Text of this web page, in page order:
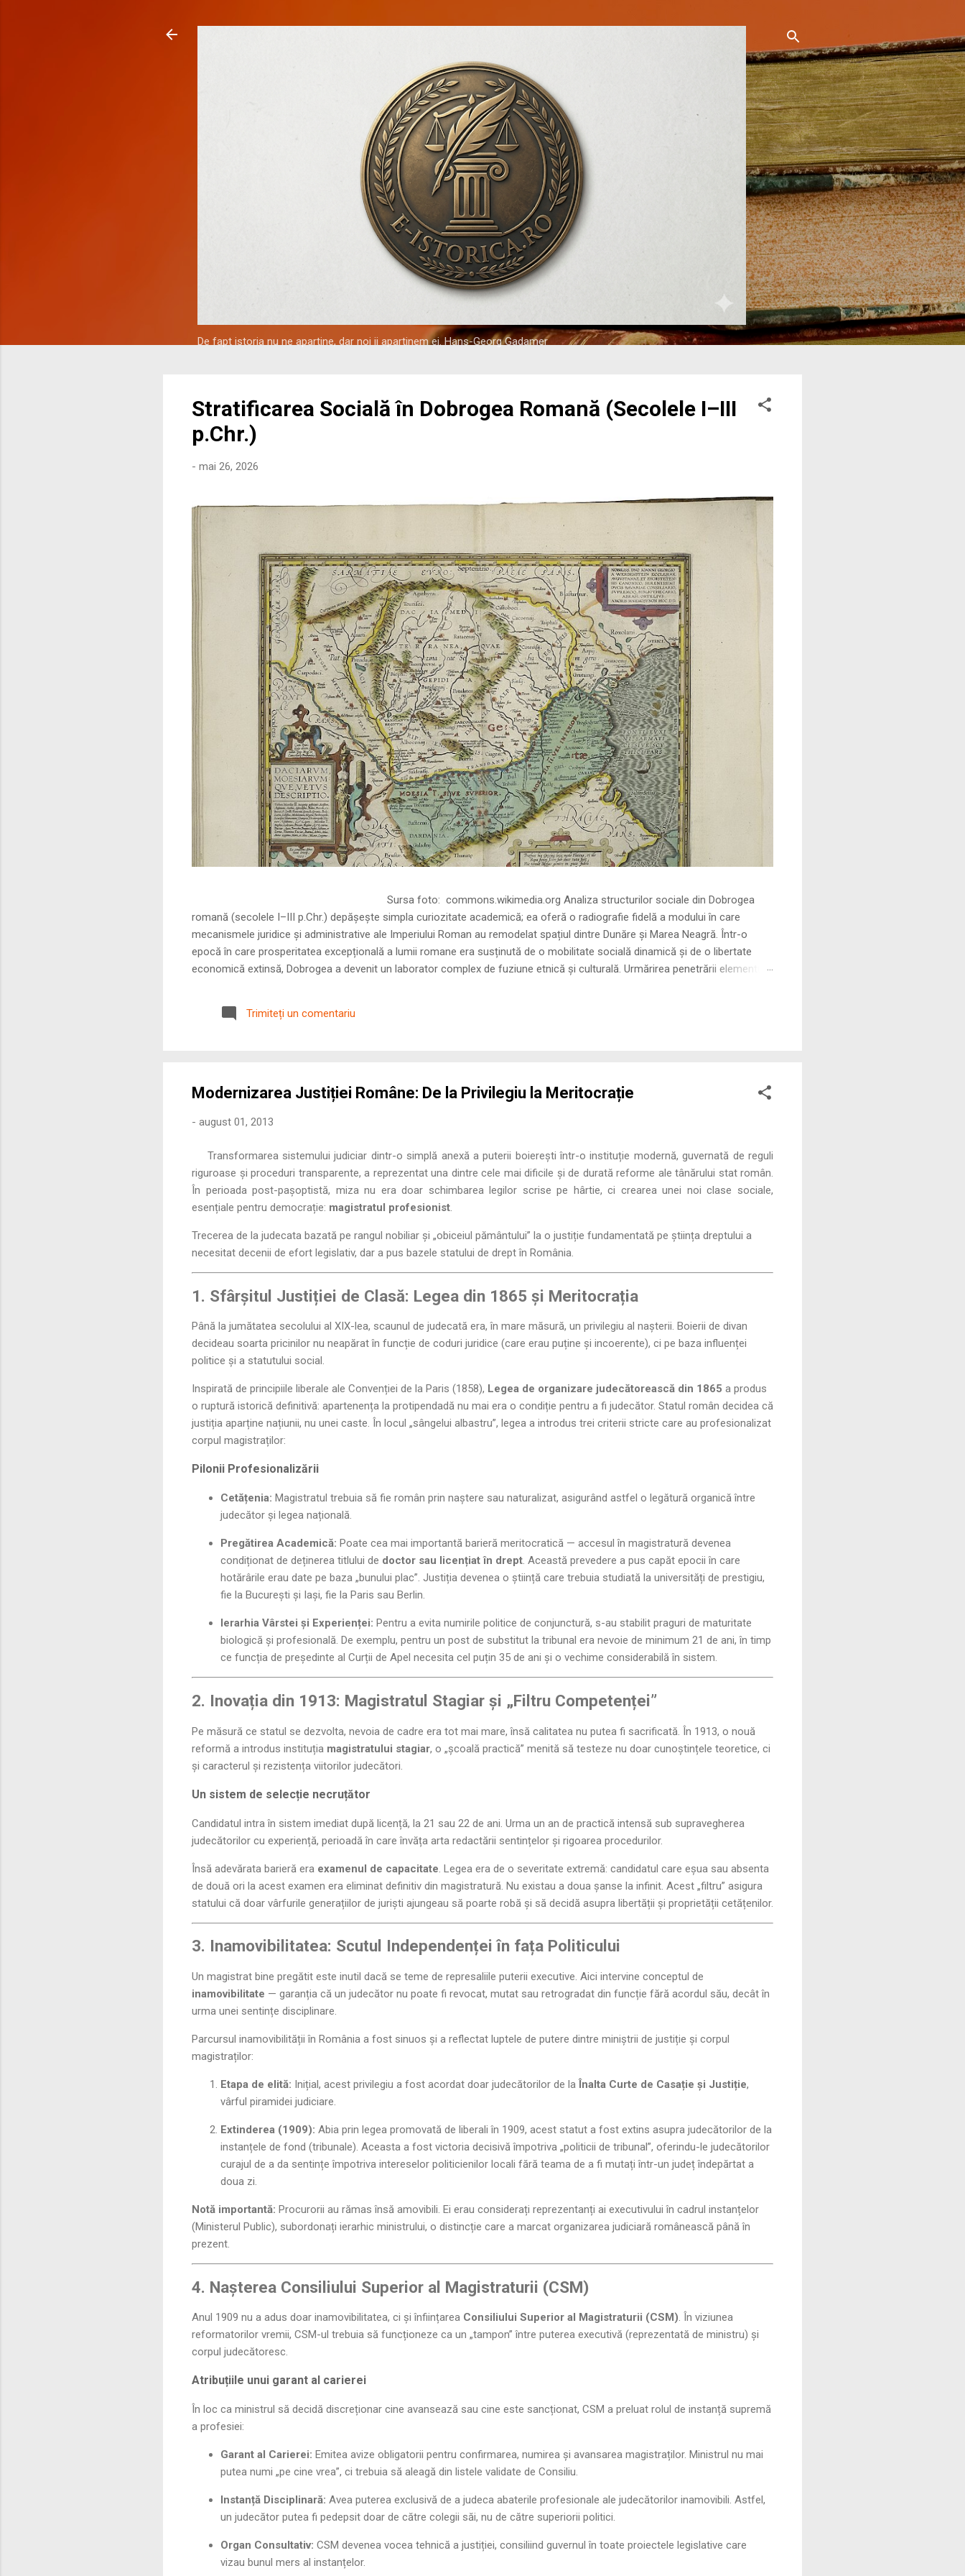
De fapt istoria nu ne apartine, dar noi ii apartinem ei. Hans-Georg Gadamer
Stratificarea Socială în Dobrogea Romană (Secolele I–III
p.Chr.)
- mai 26, 2026
Sursa foto: commons.wikimedia.org Analiza structurilor sociale din Dobrogea
romană (secolele I–III p.Chr.) depășește simpla curiozitate academică; ea oferă o radiografie fidelă a modului în care
mecanismele juridice și administrative ale Imperiului Roman au remodelat spațiul dintre Dunăre și Marea Neagră. Într-o
epocă în care prosperitatea excepțională a lumii romane era susținută de o mobilitate socială dinamică și de o libertate
economică extinsă, Dobrogea a devenit un laborator complex de fuziune etnică și culturală. Urmărirea penetrării elementului
precizie profunzimea și ritmul procesului de rom...
Trimiteți un comentariu
Modernizarea Justiției Române: De la Privilegiu la Meritocrație
- august 01, 2013
Transformarea sistemului judiciar dintr-o simplă anexă a puterii boierești într-o instituție modernă, guvernată de reguli
riguroase și proceduri transparente, a reprezentat una dintre cele mai dificile și de durată reforme ale tânărului stat român.
În perioada post-pașoptistă, miza nu era doar schimbarea legilor scrise pe hârtie, ci crearea unei noi clase sociale,
esențiale pentru democrație: magistratul profesionist.
Trecerea de la judecata bazată pe rangul nobiliar și „obiceiul pământului” la o justiție fundamentată pe știința dreptului a
necesitat decenii de efort legislativ, dar a pus bazele statului de drept în România.
1. Sfârșitul Justiției de Clasă: Legea din 1865 și Meritocrația
Până la jumătatea secolului al XIX-lea, scaunul de judecată era, în mare măsură, un privilegiu al nașterii. Boierii de divan
decideau soarta pricinilor nu neapărat în funcție de coduri juridice (care erau puține și incoerente), ci pe baza influenței
politice și a statutului social.
Inspirată de principiile liberale ale Convenției de la Paris (1858), Legea de organizare judecătorească din 1865 a produs
o ruptură istorică definitivă: apartenența la protipendadă nu mai era o condiție pentru a fi judecător. Statul român decidea că
justiția aparține națiunii, nu unei caste. În locul „sângelui albastru”, legea a introdus trei criterii stricte care au profesionalizat
corpul magistraților:
Pilonii Profesionalizării
Cetățenia: Magistratul trebuia să fie român prin naștere sau naturalizat, asigurând astfel o legătură organică între
judecător și legea națională.
Pregătirea Academică: Poate cea mai importantă barieră meritocratică — accesul în magistratură devenea
condiționat de deținerea titlului de doctor sau licențiat în drept. Această prevedere a pus capăt epocii în care
hotărârile erau date pe baza „bunului plac”. Justiția devenea o știință care trebuia studiată la universități de prestigiu,
fie la București și Iași, fie la Paris sau Berlin.
Ierarhia Vârstei și Experienței: Pentru a evita numirile politice de conjunctură, s-au stabilit praguri de maturitate
biologică și profesională. De exemplu, pentru un post de substitut la tribunal era nevoie de minimum 21 de ani, în timp
ce funcția de președinte al Curții de Apel necesita cel puțin 35 de ani și o vechime considerabilă în sistem.
2. Inovația din 1913: Magistratul Stagiar și „Filtru Competenței”
Pe măsură ce statul se dezvolta, nevoia de cadre era tot mai mare, însă calitatea nu putea fi sacrificată. În 1913, o nouă
reformă a introdus instituția magistratului stagiar, o „școală practică” menită să testeze nu doar cunoștințele teoretice, ci
și caracterul și rezistența viitorilor judecători.
Un sistem de selecție necruțător
Candidatul intra în sistem imediat după licență, la 21 sau 22 de ani. Urma un an de practică intensă sub supravegherea
judecătorilor cu experiență, perioadă în care învăța arta redactării sentințelor și rigoarea procedurilor.
Însă adevărata barieră era examenul de capacitate . Legea era de o severitate extremă: candidatul care eșua sau absenta
de două ori la acest examen era eliminat definitiv din magistratură. Nu existau a doua șanse la infinit. Acest „filtru” asigura
statului că doar vârfurile generațiilor de juriști ajungeau să poarte robă și să decidă asupra libertății și proprietății cetățenilor.
3. Inamovibilitatea: Scutul Independenței în fața Politicului
Un magistrat bine pregătit este inutil dacă se teme de represaliile puterii executive. Aici intervine conceptul de
inamovibilitate — garanția că un judecător nu poate fi revocat, mutat sau retrogradat din funcție fără acordul său, decât în
urma unei sentințe disciplinare.
Parcursul inamovibilității în România a fost sinuos și a reflectat luptele de putere dintre miniștrii de justiție și corpul
magistraților:
Etapa de elită: Inițial, acest privilegiu a fost acordat doar judecătorilor de laÎnalta Curte de Casație și Justiție,
vârful piramidei judiciare.
Extinderea (1909): Abia prin legea promovată de liberali în 1909, acest statut a fost extins asupra judecătorilor de la
instanțele de fond (tribunale). Aceasta a fost victoria decisivă împotriva „politicii de tribunal”, oferindu-le judecătorilor
curajul de a da sentințe împotriva intereselor politicienilor locali fără teama de a fi mutați într-un județ îndepărtat a
doua zi.
Notă importantă: Procurorii au rămas însă amovibili. Ei erau considerați reprezentanți ai executivului în cadrul instanțelor
(Ministerul Public), subordonați ierarhic ministrului, o distincție care a marcat organizarea judiciară românească până în
prezent.
4. Nașterea Consiliului Superior al Magistraturii (CSM)
Anul 1909 nu a adus doar inamovibilitatea, ci și înființarea Consiliului Superior al Magistraturii (CSM). În viziunea
reformatorilor vremii, CSM-ul trebuia să funcționeze ca un „tampon” între puterea executivă (reprezentată de ministru) și
corpul judecătoresc.
Atribuțiile unui garant al carierei
În loc ca ministrul să decidă discreționar cine avansează sau cine este sancționat, CSM a preluat rolul de instanță supremă
a profesiei:
Garant al Carierei: Emitea avize obligatorii pentru confirmarea, numirea și avansarea magistraților. Ministrul nu mai
putea numi „pe cine vrea”, ci trebuia să aleagă din listele validate de Consiliu.
Instanță Disciplinară: Avea puterea exclusivă de a judeca abaterile profesionale ale judecătorilor inamovibili. Astfel,
un judecător putea fi pedepsit doar de către colegii săi, nu de către superiorii politici.
Organ Consultativ: CSM devenea vocea tehnică a justiției, consiliind guvernul în toate proiectele legislative care
vizau bunul mers al instanțelor.